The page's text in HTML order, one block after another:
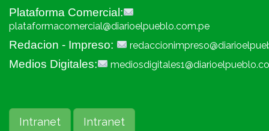
Plataforma Comercial:
plataformacomercial@diarioelpueblo.com.pe
Redacion - Impreso:
Medios Digitales:
Intranet Intranet